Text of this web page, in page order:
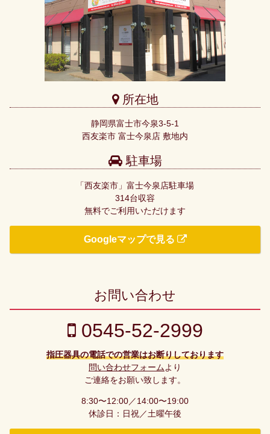
所在地
静岡県富士市今泉3-5-1
西友楽市 富士今泉店 敷地内
駐車場
「西友楽市」富士今泉店駐車場
314台収容
無料でご利用いただけます
Googleマップで見る
お問い合わせ
0545-52-2999
指圧器具の電話での営業はお断りしております
問い合わせフォームより
ご連絡をお願い致します。
8:30〜12:00／14:00〜19:00
休診日：日祝／土曜午後